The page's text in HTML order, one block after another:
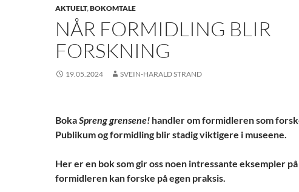
AKTUELT,BOKOMTALE
NÅR FORMIDLING BLIR
FORSKNING
19.05.2024 SVEIN-HARALD STRAND
BokaSpreng grensene! handler om formidleren som
Publikum og formidling blir stadig viktigere i museene.
Her er en bok som gir oss noen intressante eksempler
formidleren kan forske på egen praksis.